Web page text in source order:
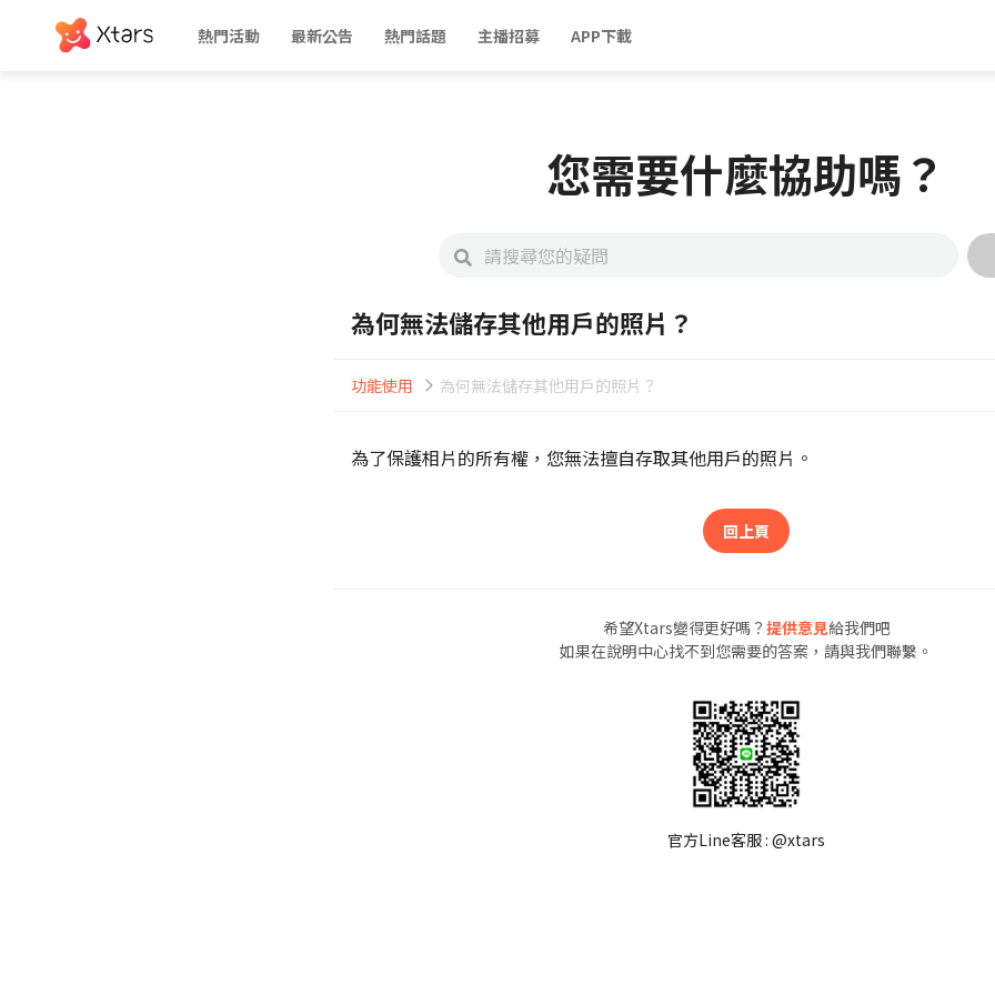
熱門活動 最新公告 熱門話題 主播招募 APP下載
您需要什麼協助嗎？
為何無法儲存其他用戶的照片？
功能使用 為何無法儲存其他用戶的照片？
為了保護相片的所有權，您無法擅自存取其他用戶的照片。
回上頁
希望Xtars變得更好嗎？ 提供意見給我們吧
如果在說明中心找不到您需要的答案，請與我們聯繫。
官方Line客服 : @xtars